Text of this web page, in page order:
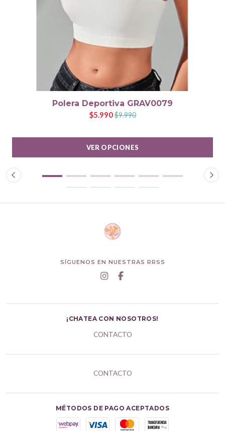
Polera Deportiva GRAV0079
$5.990$9.990
VER OPCIONES
SÍGUENOS EN NUESTRAS RRSS
¡CHATEA CON NOSOTROS!
CONTACTO
CONTACTO
MÉTODOS DE PAGO ACEPTADOS